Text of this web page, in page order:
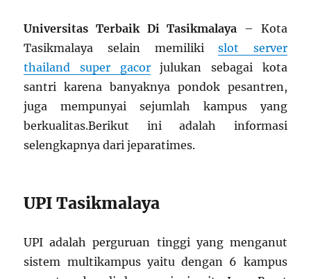
Universitas Terbaik Di Tasikmalaya – Kota
Tasikmalaya selain memilikislot server
thailand super gacorjulukan sebagai kota
santri karena banyaknya pondok pesantren,
juga mempunyai sejumlah kampus yang
berkualitas.Berikut ini adalah informasi
selengkapnya dari jeparatimes.
UPI Tasikmalaya
UPI adalah perguruan tinggi yang menganut
sistem multikampus yaitu dengan 6 kampus